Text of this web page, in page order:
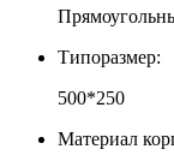
Типоразмер:
500*250
Материал